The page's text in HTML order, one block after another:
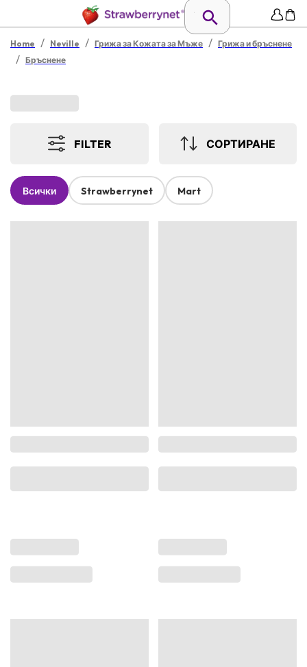
Home / Neville / Грижа за Кожата за Мъже / Грижа и бръснене
/ Бръснене
FILTER СОРТИРАНЕ
Всички Strawberrynet Mart